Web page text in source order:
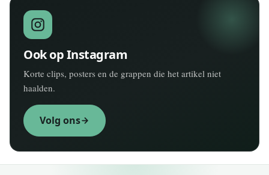
Ook op Instagram
Korte clips, posters en de grappen die het artikel niet
haalden.
Volg ons